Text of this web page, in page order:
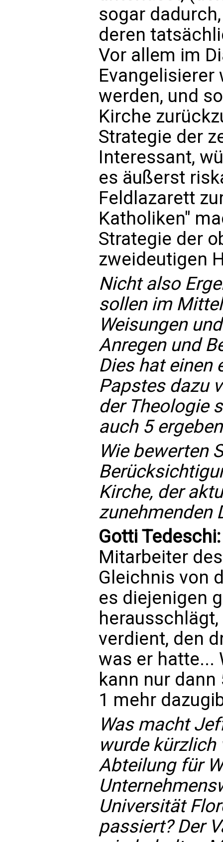
sogar
deren
Vor allem im
Evangelisierer
werden, und
Kirche
Strategie der
Interessant,
es äußerst
Feldlazarett
Katholiken"
Strategie der
zweideutigen
Nicht also
sollen im
Weisungen
Anregen und
Dies hat einen
Papstes dazu
der Theologie
auch 5
Wie bewerten
Kirche, der
zunehmenden
Gotti
Mitarbeiter
Gleichnis von
es diejenigen
verdient, den
was er hatte...
kann nur
1 mehr
Was macht
wurde kürzlich
Abteilung für
Universität
passiert? Der